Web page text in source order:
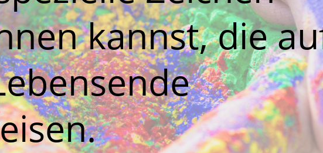
kannst, die